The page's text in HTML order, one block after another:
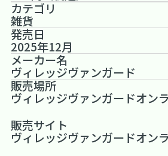
カテゴリ
雑貨
発売日
2025年12月
メーカー名
ヴィレッジヴァンガード
販売場所
ヴィレッジヴァンガードオン
販売サイト
ヴィレッジヴァンガードオン